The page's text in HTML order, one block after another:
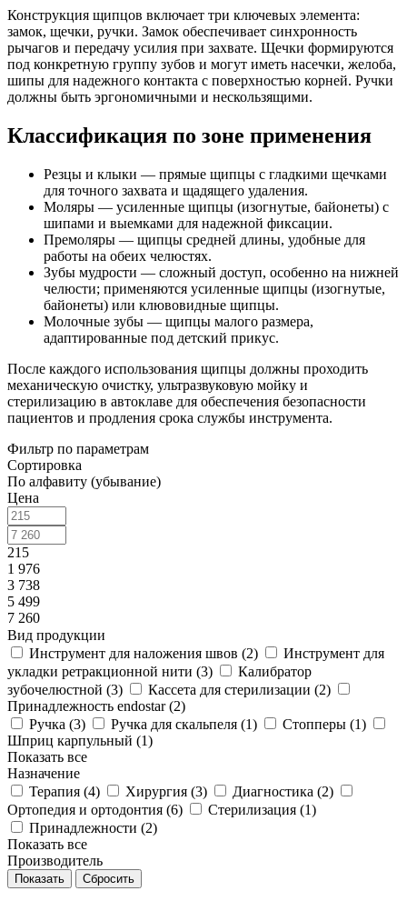
Конструкция щипцов включает три ключевых элемента:
замок, щечки, ручки. Замок обеспечивает синхронность
рычагов и передачу усилия при захвате. Щечки формируются
под конкретную группу зубов и могут иметь насечки, желоба,
шипы для надежного контакта с поверхностью корней. Ручки
должны быть эргономичными и нескользящими.
Классификация по зоне применения
Резцы и клыки — прямые щипцы с гладкими щечками
для точного захвата и щадящего удаления.
Моляры — усиленные щипцы (изогнутые, байонеты) с
шипами и выемками для надежной фиксации.
Премоляры — щипцы средней длины, удобные для
работы на обеих челюстях.
Зубы мудрости — сложный доступ, особенно на нижней
челюсти; применяются усиленные щипцы (изогнутые,
байонеты) или клювовидные щипцы.
Молочные зубы — щипцы малого размера,
адаптированные под детский прикус.
После каждого использования щипцы должны проходить
механическую очистку, ультразвуковую мойку и
стерилизацию в автоклаве для обеспечения безопасности
пациентов и продления срока службы инструмента.
Фильтр по параметрам
Сортировка
По алфавиту (убывание)
Цена
215
1 976
3 738
5 499
7 260
Вид продукции
Инструмент для наложения швов (2)
Инструмент для
укладки ретракционной нити (3)
Калибратор
зубочелюстной (3) Кассета для стерилизации (2)
Принадлежность endostar (2)
Ручка (3) Ручка для скальпеля (1) Стопперы (1)
Шприц карпульный (1)
Показать все
Назначение
Терапия (4) Хирургия (3) Диагностика (2)
Ортопедия и ортодонтия (6) Стерилизация (1)
Принадлежности (2)
Показать все
Производитель
Сбросить